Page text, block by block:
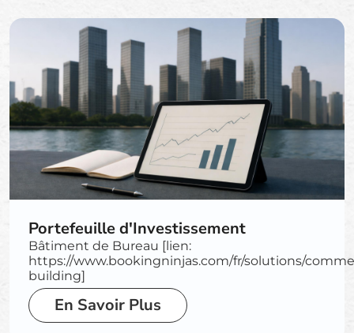
Portefeuille d'Investissement
Bâtiment de Bureau [lien:
https://www.bookingninjas.com/fr/solutions/
building]
En Savoir Plus